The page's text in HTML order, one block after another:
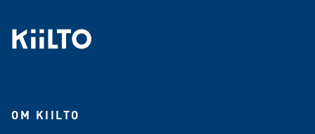
OM KIILTO